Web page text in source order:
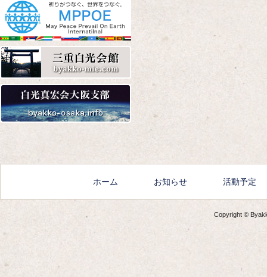
Amazon 楽天 Yahoo!
ホーム お知らせ 活動予定
Copyright ©